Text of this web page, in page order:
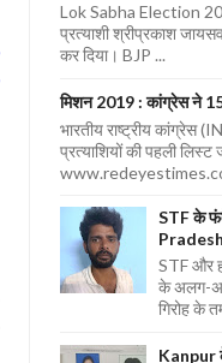
Lok Sabha Election
प्रत्याशी श्रीप्रकाश
कर दिया। BJP ...
मिशन 2019 : कांग्रेस ने 15
भारतीय राष्ट्रीय कांग्रेस
प्रत्याशियों की पहली लिस्ट
STF के
Pradesh
STF और
के अलग-
गिरोह के
Kanpur के